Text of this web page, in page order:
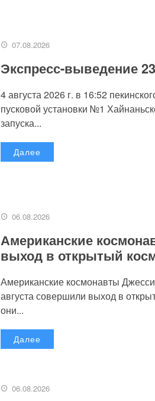
07.08.2026
Экспресс-выведение
4 августа 2026 г. в 16:52
пусковой установки №1
запуска...
Далее
06.08.2026
Американские
выход в открытый
Американские космонавты
августа совершили выход в
они...
Далее
06.08.2026